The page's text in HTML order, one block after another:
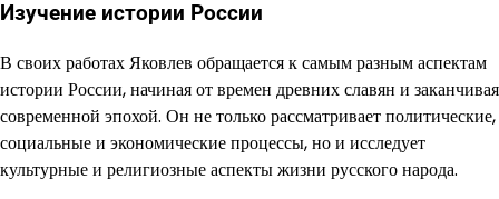
Изучение истории России
В своих работах Яковлев обращается к самым разным аспектам
истории России, начиная от времен древних славян и заканчивая
современной эпохой. Он не только рассматривает политические,
социальные и экономические процессы, но и исследует
культурные и религиозные аспекты жизни русского народа.